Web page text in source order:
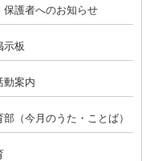
保護者へのお知らせ
示板
動案内
（今月のうた・ことば）